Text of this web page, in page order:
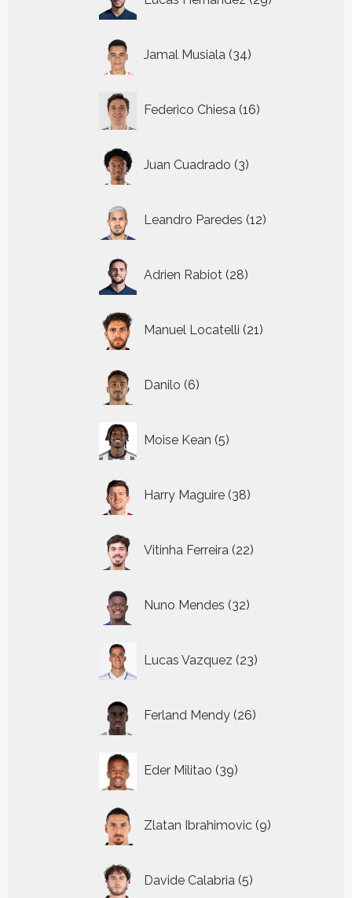
producten
Jamal Musiala 34
producten
Federico Chiesa 16
producten
Juan Cuadrado 3
producten
Leandro Paredes 12
producten
Adrien Rabiot 28
producten
Manuel Locatelli 21
producten
Danilo 6
producten
Moise Kean 5
producten
Harry Maguire 38
producten
Vitinha Ferreira 22
producten
Nuno Mendes 32
producten
Lucas Vazquez 23
producten
Ferland Mendy 26
producten
Eder Militao 39
producten
Zlatan Ibrahimovic 9
producten
Davide Calabria 5
producten